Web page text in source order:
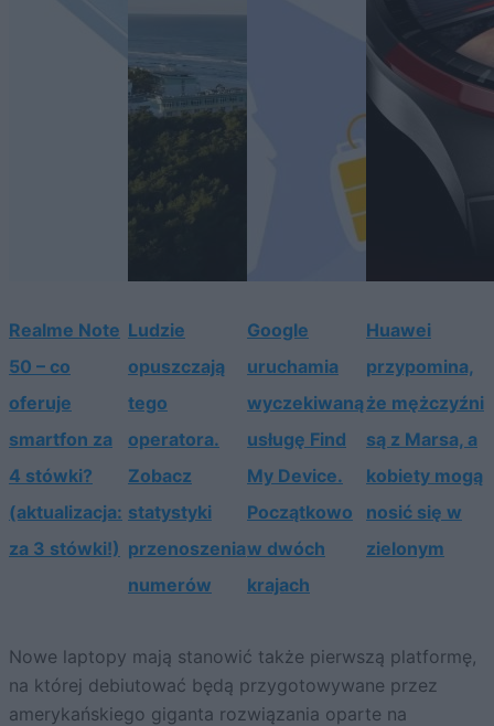
Realme Note
50 – co
oferuje
smartfon za
4 stówki?
(aktualizacja:
za 3 stówki!)
Ludzie
opuszczają
tego
operatora.
Zobacz
statystyki
przenoszenia
numerów
Google
uruchamia
wyczekiwaną
usługę Find
My Device.
Początkowo
w dwóch
krajach
Huawei
przypomina,
że mężczyźni
są z Marsa, a
kobiety mogą
nosić się w
zielonym
Nowe laptopy mają stanowić także pierwszą platformę,
na której debiutować będą przygotowywane przez
amerykańskiego giganta rozwiązania oparte na